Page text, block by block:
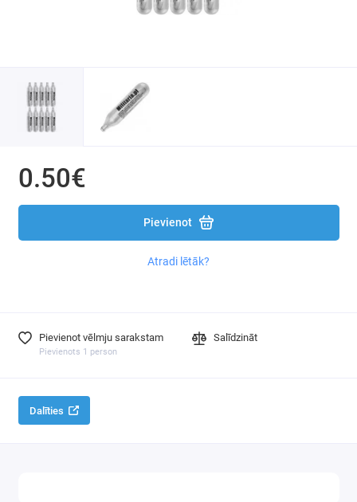
Teltis
Piepūšamie matrači
0.50€
Pievienot
Atradi lētāk?
Pievienot vēlmju sarakstam
Pievienots 1 person
Salīdzināt
Dalīties